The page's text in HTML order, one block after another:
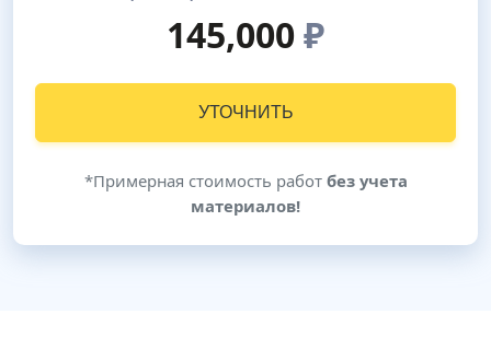
145,000₽
УТОЧНИТЬ
*Примерная стоимость работ без учета
материалов!